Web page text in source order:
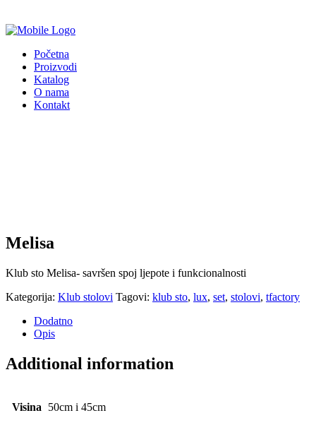
Početna
Proizvodi
Katalog
O nama
Kontakt
Melisa
Klub sto Melisa- savršen spoj ljepote i funkcionalnosti
Kategorija: Klub stolovi Tagovi: klub sto, lux, set, stolovi, tfactory
Dodatno
Opis
Additional information
Visina 50cm i 45cm